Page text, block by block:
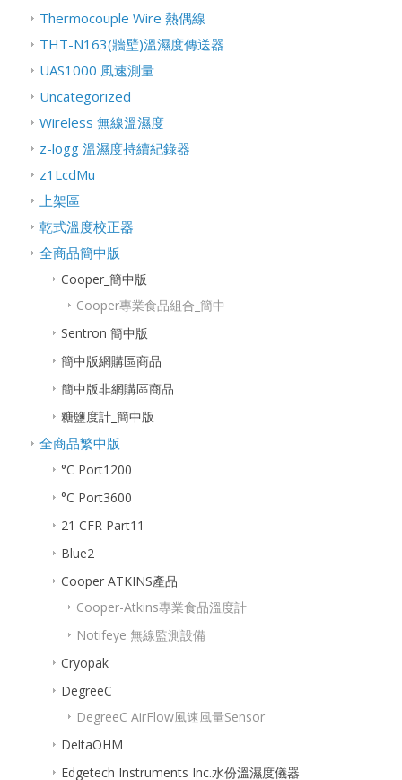
Thermocouple Wire 熱偶線
THT-N163(牆壁)溫濕度傳送器
UAS1000 風速測量
Uncategorized
Wireless 無線溫濕度
z-logg 溫濕度持續紀錄器
z1LcdMu
上架區
乾式溫度校正器
全商品簡中版
Cooper_簡中版
Cooper專業食品組合_簡中
Sentron 簡中版
簡中版網購區商品
簡中版非網購區商品
糖鹽度計_簡中版
全商品繁中版
°C Port1200
°C Port3600
21 CFR Part11
Blue2
Cooper ATKINS產品
Cooper-Atkins專業食品溫度計
Notifeye 無線監測設備
Cryopak
DegreeC
DegreeC AirFlow風速風量Sensor
DeltaOHM
Edgetech Instruments Inc.水份溫濕度儀器